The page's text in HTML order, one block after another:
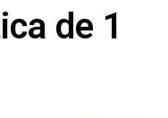
de 1